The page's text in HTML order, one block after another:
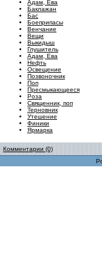
Адам, Ева
Баклажан
Бас
Боеприпасы
Венчание
Вещи
Выкидыш
Глушитель
Адам, Ева
Нефть
Освещение
Позвоночник
Поп
Пресмыкающееся
Роза
Священник, поп
Терновник
Утешение
Финики
Ярмарка
Комментарии (0)